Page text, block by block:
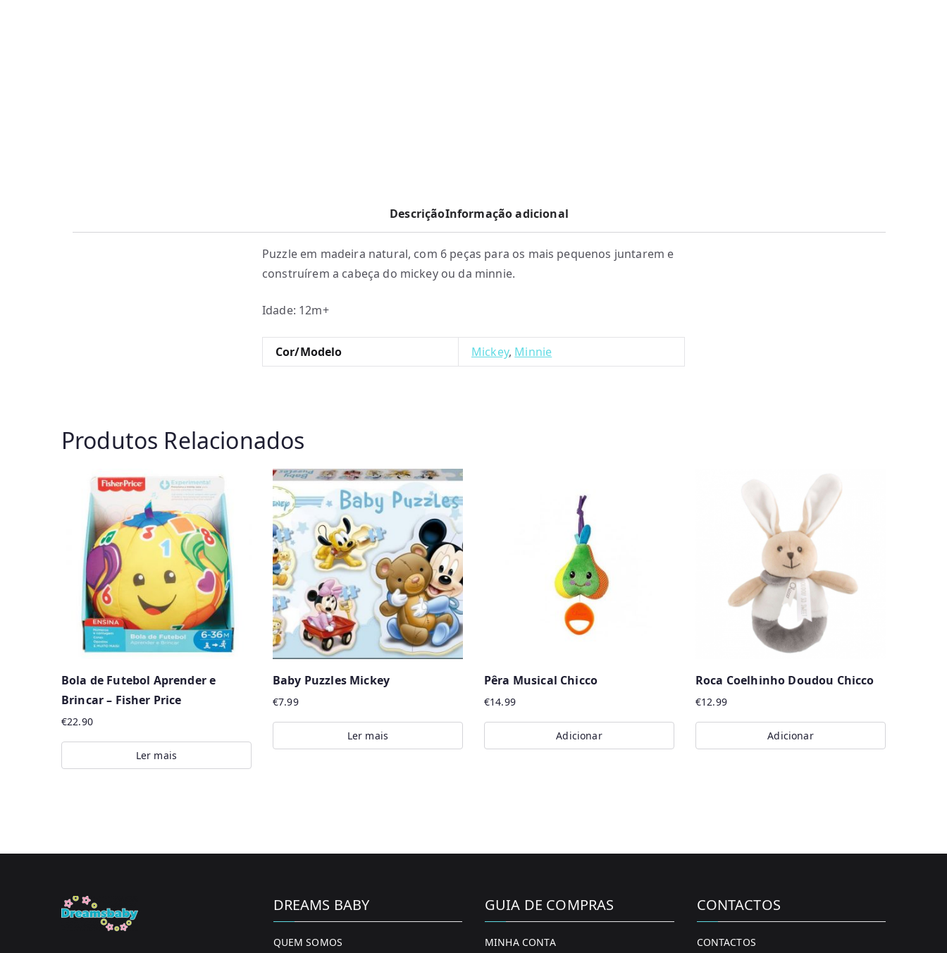
DescriçãoInformação adicional
Puzzle em madeira natural, com 6 peças para os mais pequenos juntarem e
construírem a cabeça do mickey ou da minnie.
Idade: 12m+
Cor/Modelo Mickey, Minnie
Produtos Relacionados
Bola de Futebol Aprender e
Brincar – Fisher Price
€22.90
Ler mais
Baby Puzzles Mickey
€7.99
Ler mais
Pêra Musical Chicco
€14.99
Adicionar
Roca Coelhinho Doudou Chicco
€12.99
Adicionar
DREAMS BABY
QUEM SOMOS
GUIA DE COMPRAS
MINHA CONTA
CONTACTOS
CONTACTOS